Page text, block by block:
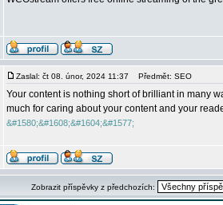
Zaslal: čt 08. únor, 2024 11:37 Předmět: SEO
Your content is nothing short of brilliant in many
much for caring about your content and your
&#1580;&#1608;&#1604;&#1577;
Zobrazit příspěvky z předchozích: